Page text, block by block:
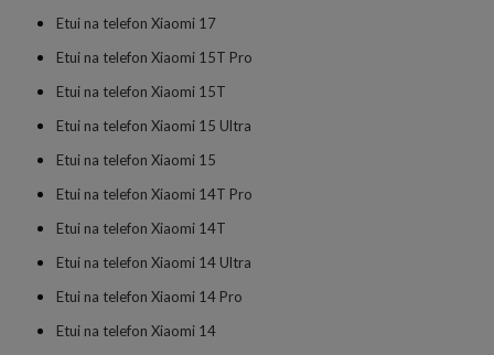
Etui na telefon Xiaomi 17
Etui na telefon Xiaomi 15T Pro
Etui na telefon Xiaomi 15T
Etui na telefon Xiaomi 15 Ultra
Etui na telefon Xiaomi 15
Etui na telefon Xiaomi 14T Pro
Etui na telefon Xiaomi 14T
Etui na telefon Xiaomi 14 Ultra
Etui na telefon Xiaomi 14 Pro
Etui na telefon Xiaomi 14